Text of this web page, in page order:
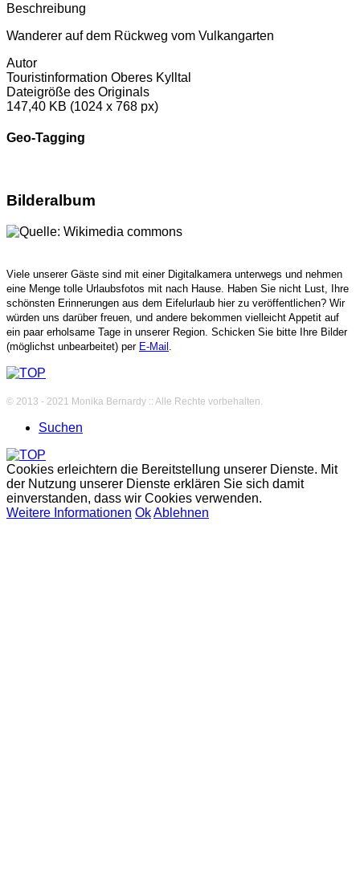
Beschreibung
Wanderer auf dem Rückweg vom Vulkangarten
Autor
Touristinformation Oberes Kylltal
Dateigröße des Originals
147,40 KB (1024 x 768 px)
Geo-Tagging
Bilderalbum
Viele unserer Gäste sind mit einer Digitalkamera unterwegs und nehmen
eine Menge tolle Urlaubsfotos mit nach Hause. Haben Sie nicht Lust, Ihre
schönsten Erinnerungen aus dem Eifelurlaub hier zu veröffentlichen? Wir
würden uns darüber freuen, und andere bekommen vielleicht Appetit auf
ein paar erholsame Tage in unserer Region. Schicken Sie bitte Ihre Bilder
(möglichst unbearbeitet) per E-Mail
© 2013 - 2021 Monika Bernardy :: Alle Rechte vorbehalten.
Suchen
Cookies erleichtern die Bereitstellung unserer Dienste. Mit
der Nutzung unserer Dienste erklären Sie sich damit
einverstanden, dass wir Cookies verwenden.
Weitere Informationen OkAblehnen